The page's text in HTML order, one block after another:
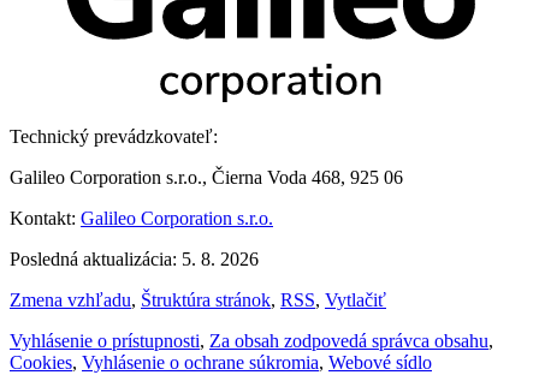
Technický prevádzkovateľ:
Galileo Corporation s.r.o., Čierna Voda 468, 925 06
Kontakt: Galileo Corporation s.r.o.
Posledná aktualizácia: 5. 8. 2026
Zmena vzhľadu, Štruktúra stránok, RSS, Vytlačiť
Vyhlásenie o prístupnosti, Za obsah zodpovedá správca obsahu,
Cookies, Vyhlásenie o ochrane súkromia, Webové sídlo